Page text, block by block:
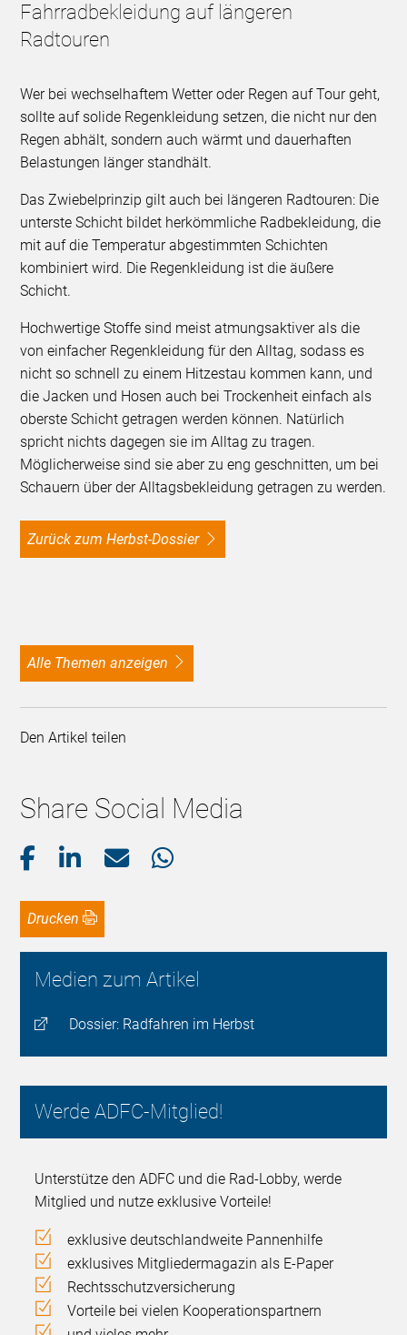
Fahrradbekleidung auf längeren
Radtouren
Wer bei wechselhaftem Wetter oder Regen auf Tour geht,
sollte auf solide Regenkleidung setzen, die nicht nur den
Regen abhält, sondern auch wärmt und dauerhaften
Belastungen länger standhält.
Das Zwiebelprinzip gilt auch bei längeren Radtouren: Die
unterste Schicht bildet herkömmliche Radbekleidung, die
mit auf die Temperatur abgestimmten Schichten
kombiniert wird. Die Regenkleidung ist die äußere
Schicht.
Hochwertige Stoffe sind meist atmungsaktiver als die
von einfacher Regenkleidung für den Alltag, sodass es
nicht so schnell zu einem Hitzestau kommen kann, und
die Jacken und Hosen auch bei Trockenheit einfach als
oberste Schicht getragen werden können. Natürlich
spricht nichts dagegen sie im Alltag zu tragen.
Möglicherweise sind sie aber zu eng geschnitten, um bei
Schauern über der Alltagsbekleidung getragen zu werden.
Zurück zum Herbst-Dossier
alle Themen anzeigen
Den Artikel teilen
Share Social Media
Drucken
Medien zum Artikel
Dossier: Radfahren im Herbst
Werde ADFC-Mitglied!
Unterstütze den ADFC und die Rad-Lobby, werde
Mitglied und nutze exklusive Vorteile!
exklusive deutschlandweite Pannenhilfe
exklusives Mitgliedermagazin als E-Paper
Rechtsschutzversicherung
Vorteile bei vielen Kooperationspartnern